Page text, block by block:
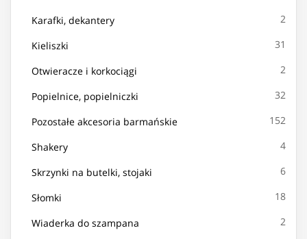
Karafki, dekantery 2
Kieliszki 31
Otwieracze i korkociągi 2
Popielnice, popielniczki 32
Pozostałe akcesoria barmańskie 152
Shakery 4
Skrzynki na butelki, stojaki 6
Słomki 18
Wiaderka do szampana 2